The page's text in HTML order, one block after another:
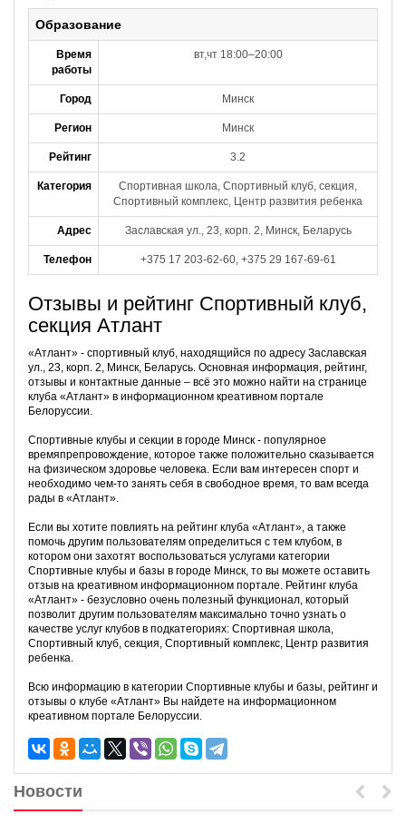
Образование
Время
работы
вт,чт 18:00–20:00
Город Минск
Регион Минск
Рейтинг 3.2
Категория
Спортивная школа, Спортивный клуб, секция,
Спортивный комплекс, Центр развития ребенка
Адрес Заславская ул., 23, корп. 2, Минск, Беларусь
Телефон +375 17 203-62-60, +375 29 167-69-61
Отзывы и рейтинг Спортивный клуб,
секция Атлант
«Атлант» - спортивный клуб, находящийся по адресу Заславская
ул., 23, корп. 2, Минск, Беларусь. Основная информация, рейтинг,
отзывы и контактные данные – всё это можно найти на странице
клуба «Атлант» в информационном креативном портале
Белоруссии.
Спортивные клубы и секции в городе Минск - популярное
времяпрепровождение, которое также положительно сказывается
на физическом здоровье человека. Если вам интересен спорт и
необходимо чем-то занять себя в свободное время, то вам всегда
рады в «Атлант».
Если вы хотите повлиять на рейтинг клуба «Атлант», а также
помочь другим пользователям определиться с тем клубом, в
котором они захотят воспользоваться услугами категории
Спортивные клубы и базы в городе Минск, то вы можете оставить
отзыв на креативном информационном портале. Рейтинг клуба
«Атлант» - безусловно очень полезный функционал, который
позволит другим пользователям максимально точно узнать о
качестве услуг клубов в подкатегориях: Спортивная школа,
Спортивный клуб, секция, Спортивный комплекс, Центр развития
ребенка.
Всю информацию в категории Спортивные клубы и базы, рейтинг и
отзывы о клубе «Атлант» Вы найдете на информационном
креативном портале Белоруссии.
Новости